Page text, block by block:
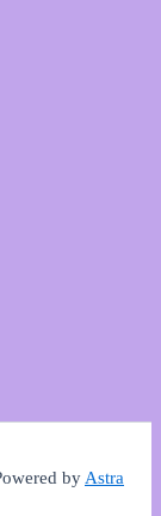
byAstra